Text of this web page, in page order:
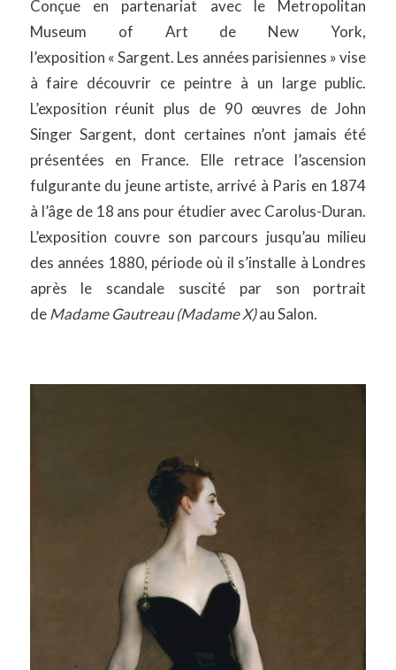
Conçue en partenariat avec le Metropolitan
Museum of Art de New York,
l’exposition « Sargent. Les années parisiennes » vise
à faire découvrir ce peintre à un large public.
L’exposition réunit plus de 90 œuvres de John
Singer Sargent, dont certaines n’ont jamais été
présentées en France. Elle retrace l’ascension
fulgurante du jeune artiste, arrivé à Paris en 1874
à l’âge de 18 ans pour étudier avec Carolus-Duran.
L’exposition couvre son parcours jusqu’au milieu
des années 1880, période où il s’installe à Londres
après le scandale suscité par son portrait
deMadame Gautreau (Madame X)au Salon.